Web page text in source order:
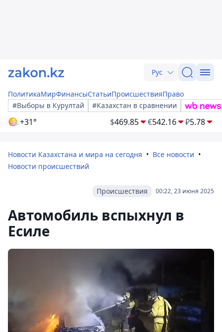
Рус
ПолитикаМирФинансыСтатьиПроисшествияПраво
#Выборы в Курултай
#Казахстан в сравнении
+31° $469.85 €542.16 ₽5.78
Новости Казахстана и мира на сегодня
Все новости
Новости происшествий
00:22, 23 июня 2025
Происшествия
Автомобиль вспыхнул в
Есиле